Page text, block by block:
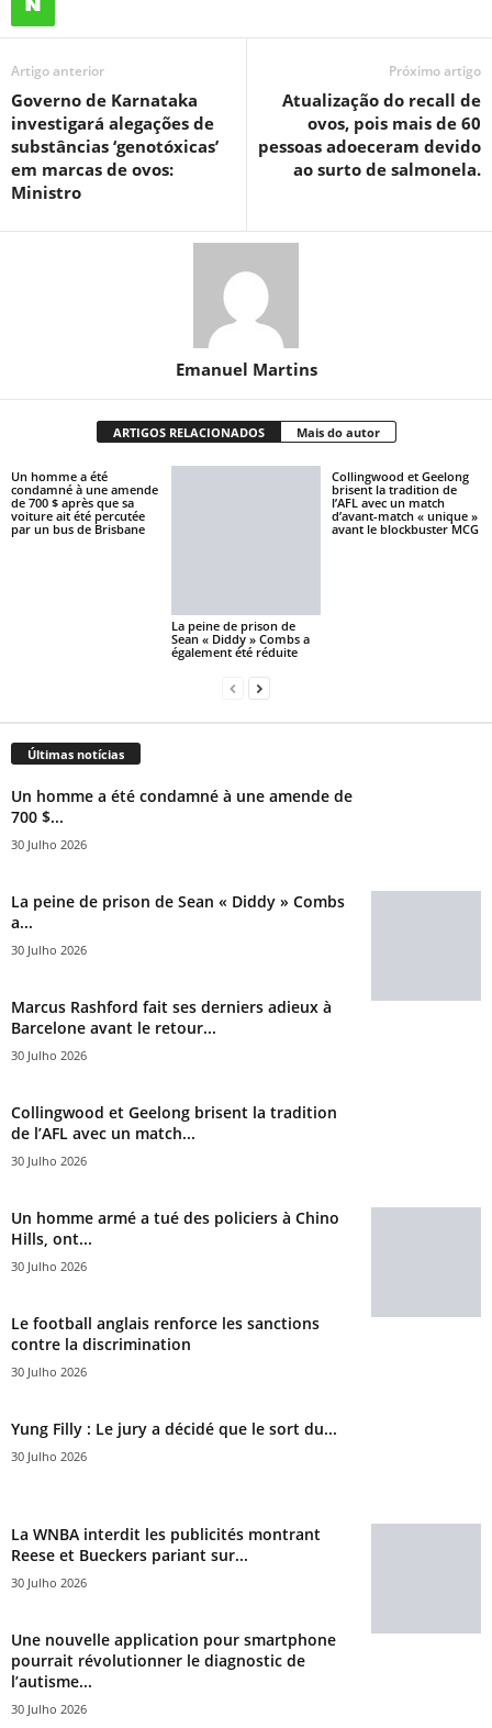
Artigo anterior
Governo de Karnataka
investigará alegações de
substâncias ‘genotóxicas’
em marcas de ovos:
Ministro
Próximo artigo
Atualização do recall de
ovos, pois mais de 60
pessoas adoeceram devido
ao surto de salmonela.
Emanuel Martins
ARTIGOS RELACIONADOS Mais do autor
Un homme a été
condamné à une amende
de 700 $ après que sa
voiture ait été percutée
par un bus de Brisbane
La peine de prison de
Sean « Diddy » Combs a
également été réduite
Collingwood et Geelong
brisent la tradition de
l’AFL avec un match
d’avant-match « unique »
avant le blockbuster MCG
Últimas notícias
Un homme a été condamné à une amende de
700 $...
30 Julho 2026
La peine de prison de Sean « Diddy » Combs
a...
30 Julho 2026
Marcus Rashford fait ses derniers adieux à
Barcelone avant le retour...
30 Julho 2026
Collingwood et Geelong brisent la tradition
de l’AFL avec un match...
30 Julho 2026
Un homme armé a tué des policiers à Chino
Hills, ont...
30 Julho 2026
Le football anglais renforce les sanctions
contre la discrimination
30 Julho 2026
Yung Filly : Le jury a décidé que le sort du...
30 Julho 2026
La WNBA interdit les publicités montrant
Reese et Bueckers pariant sur...
30 Julho 2026
Une nouvelle application pour smartphone
pourrait révolutionner le diagnostic de
l’autisme...
30 Julho 2026